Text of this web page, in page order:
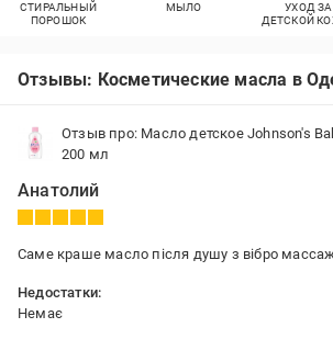
СТИРАЛЬНЫЙ
ПОРОШОК
МЫЛО
УХОД ЗА
ДЕТСКОЙ
Отзывы: Косметические масла в
Отзыв про: Масло детское Johnson's
200 мл
Анатолий
Саме краше масло після душу з вібро
Недостатки:
Немає